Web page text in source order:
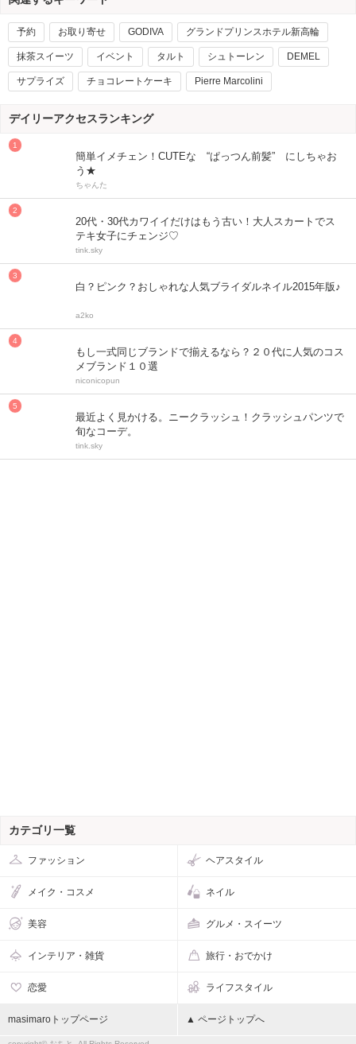
予約 お取り寄せ GODIVA グランドプリンスホテル新高輪
抹茶スイーツ イベント タルト シュトーレン DEMEL
サプライズ チョコレートケーキ Pierre Marcolini
デイリーアクセスランキング
簡単イメチェン！CUTEな “ぱっつん前髪” にしちゃお
う★
ちゃんた
20代・30代カワイイだけはもう古い！大人スカートでス
テキ女子にチェンジ♡
tink.sky
白？ピンク？おしゃれな人気ブライダルネイル2015年版♪
a2ko
もし一式同じブランドで揃えるなら？２０代に人気のコス
メブランド１０選
niconicopun
最近よく見かける。ニークラッシュ！クラッシュパンツで
旬なコーデ。
tink.sky
カテゴリ一覧
ファッション ヘアスタイル
メイク・コスメ ネイル
美容 グルメ・スイーツ
インテリア・雑貨 旅行・おでかけ
恋愛 ライフスタイル
masimaroトップページ ▲ ページトップへ